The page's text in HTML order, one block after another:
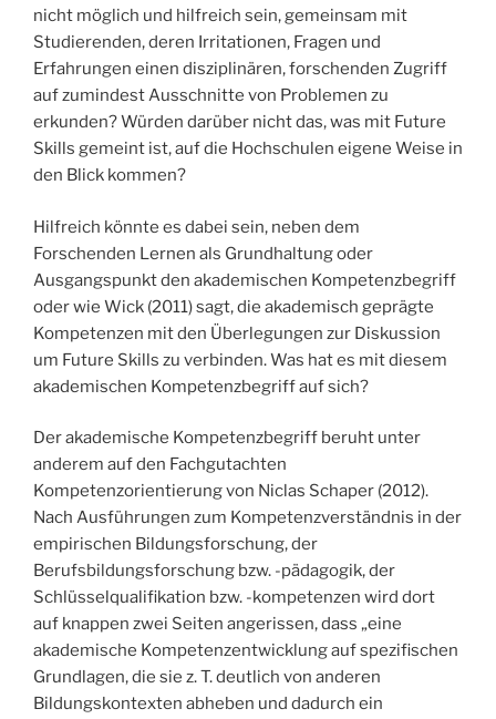
nicht möglich und hilfreich sein, gemeinsam mit
Studierenden, deren Irritationen, Fragen und
Erfahrungen einen disziplinären, forschenden Zugriff
auf zumindest Ausschnitte von Problemen zu
erkunden? Würden darüber nicht das, was mit Future
Skills gemeint ist, auf die Hochschulen eigene Weise in
den Blick kommen?
Hilfreich könnte es dabei sein, neben dem
Forschenden Lernen als Grundhaltung oder
Ausgangspunkt den akademischen Kompetenzbegriff
oder wie Wick (2011) sagt, die akademisch geprägte
Kompetenzen mit den Überlegungen zur Diskussion
um Future Skills zu verbinden. Was hat es mit diesem
akademischen Kompetenzbegriff auf sich?
Der akademische Kompetenzbegriff beruht unter
anderem auf den Fachgutachten
Kompetenzorientierung von Niclas Schaper (2012).
Nach Ausführungen zum Kompetenzverständnis in der
empirischen Bildungsforschung, der
Berufsbildungsforschung bzw. -pädagogik, der
Schlüsselqualifikation bzw. -kompetenzen wird dort
auf knappen zwei Seiten angerissen, dass „eine
akademische Kompetenzentwicklung auf spezifischen
Grundlagen, die sie z. T. deutlich von anderen
Bildungskontexten abheben und dadurch ein